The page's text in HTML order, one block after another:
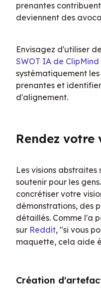
prenantes
deviennent des
Envisagez d'utiliser
SWOT IA de ClipMind
systématiquement
prenantes et
d'alignement.
Rendez
Les visions
soutenir pour les
concrétiser votre
démonstrations, des
détaillés. Comme l'a
sur Reddit, "si vous
maquette, cela aide
Création